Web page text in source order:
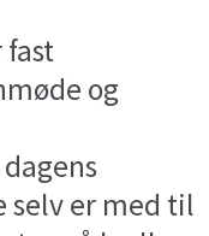
fast
og
selv er med til